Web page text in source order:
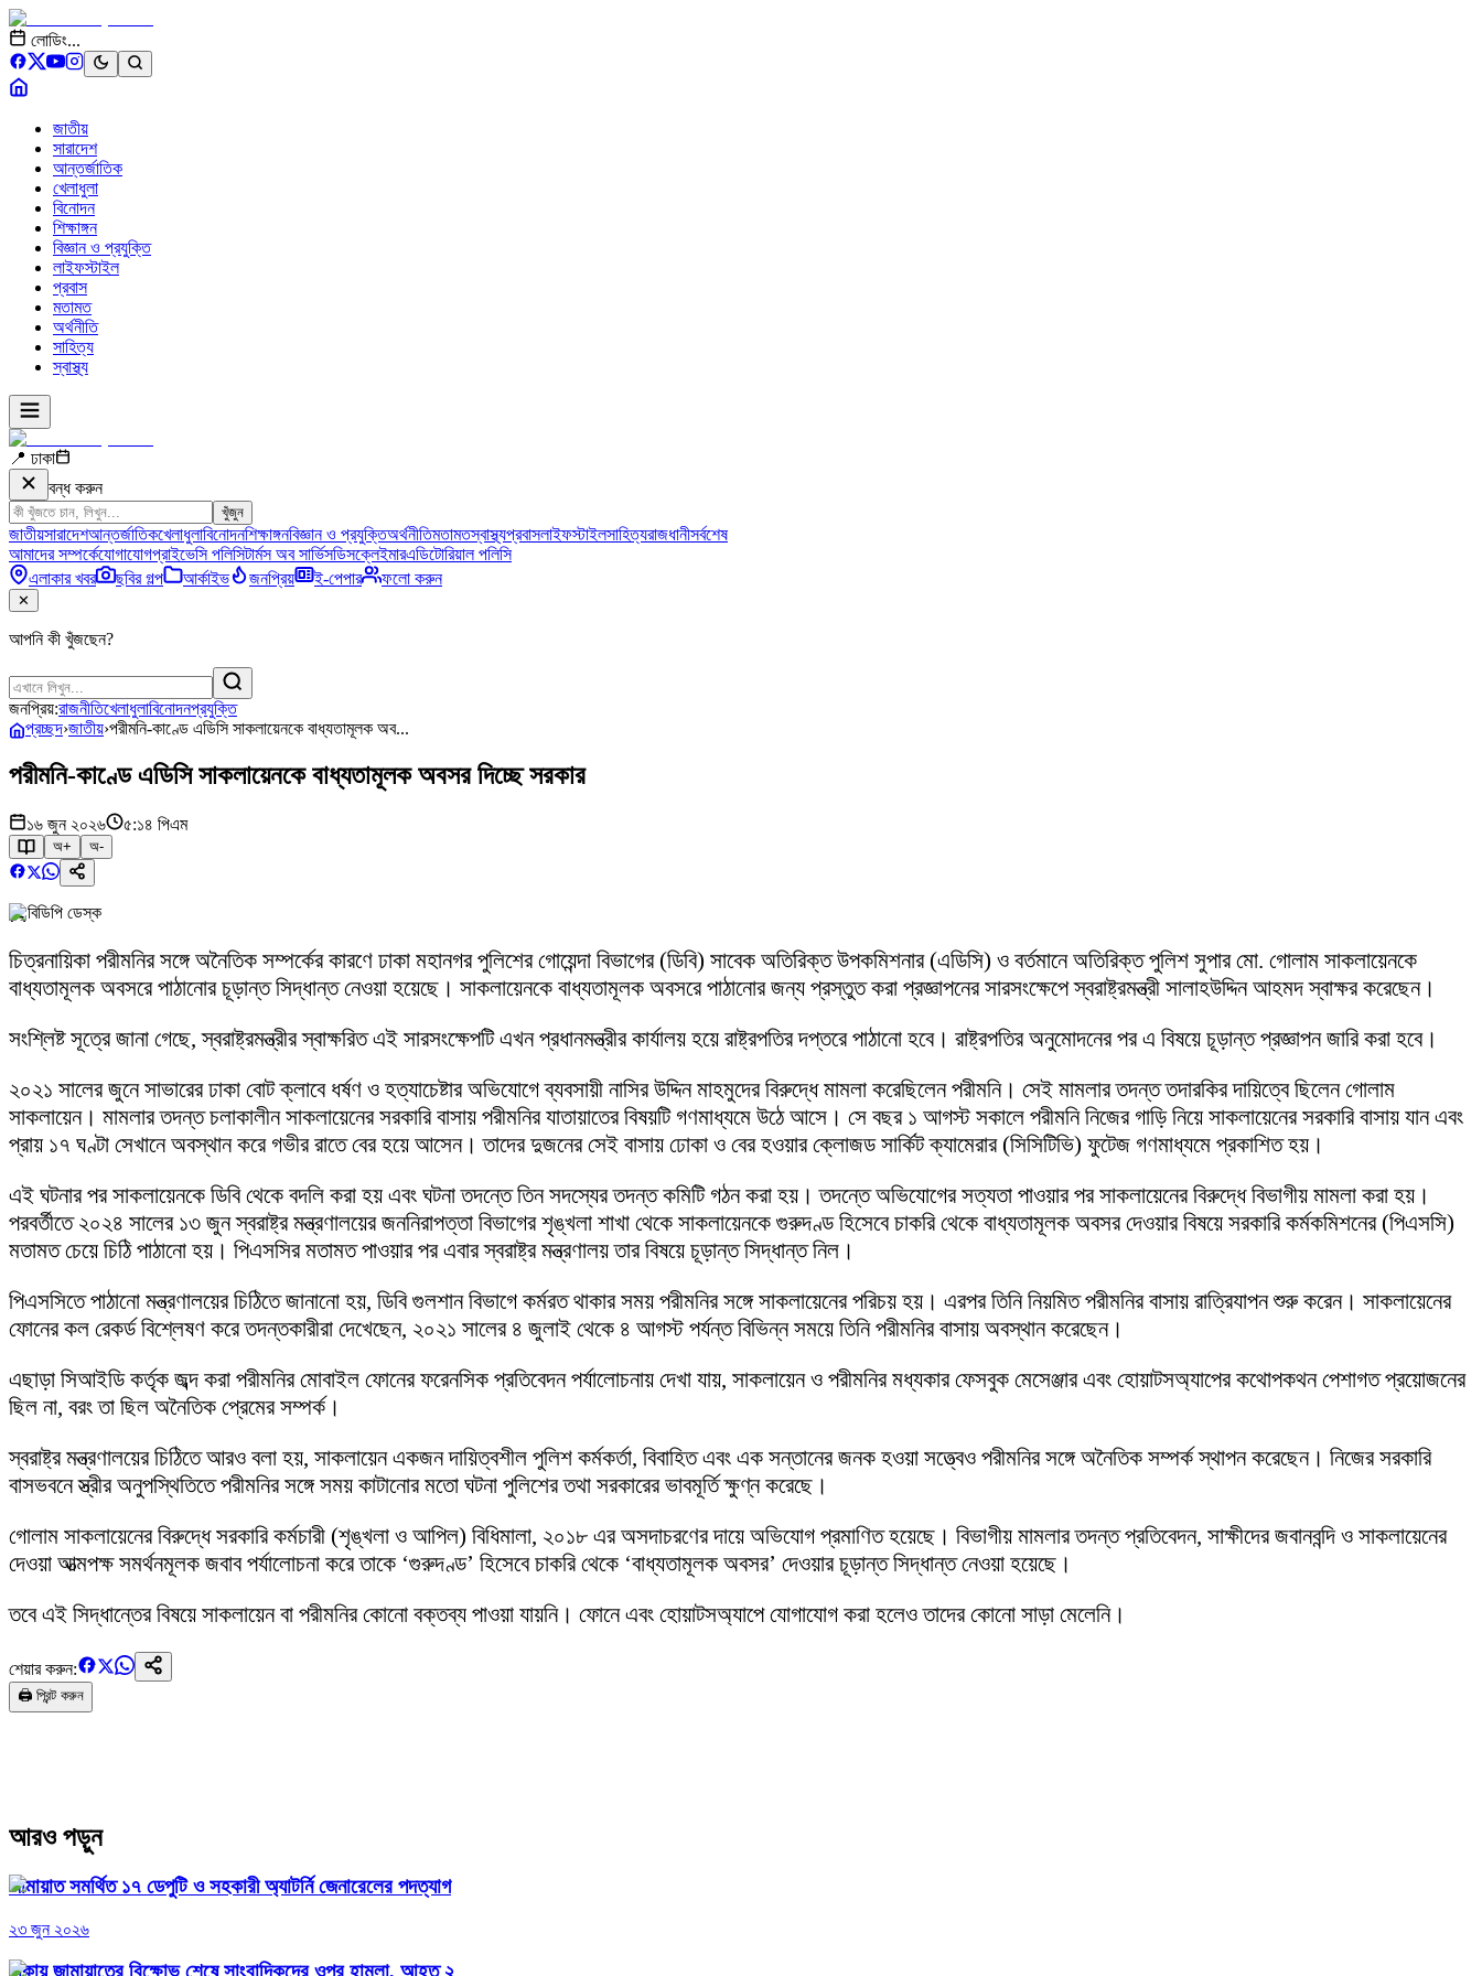
লোডিং...
জাতীয়
সারাদেশ
আন্তর্জাতিক
খেলাধুলা
বিনোদন
শিক্ষাঙ্গন
বিজ্ঞান ও প্রযুক্তি
লাইফস্টাইল
প্রবাস
মতামত
অর্থনীতি
সাহিত্য
স্বাস্থ্য
📍 ঢাকা
বন্ধ করুন
খুঁজুন
জাতীয়সারাদেশআন্তর্জাতিকখেলাধুলাবিনোদনশিক্ষাঙ্গনবিজ্ঞান ও প্রযুক্তিঅর্থনীতিমতামতস্বাস্থ্যপ্রবাসলাইফস্টাইলসাহিত্যরাজধানীসর্বশেষ
আমাদের সম্পর্কেযোগাযোগপ্রাইভেসি পলিসিটার্মস অব সার্ভিসডিসক্লেইমারএডিটোরিয়াল পলিসি
এলাকার খবর
ছবির গল্প আর্কাইভ জনপ্রিয় ই-পেপার ফলো করুন
✕
আপনি কী খুঁজছেন?
জনপ্রিয়:রাজনীতিখেলাধুলাবিনোদনপ্রযুক্তি
প্রচ্ছদ›জাতীয়›পরীমনি-কাণ্ডে এডিসি সাকলায়েনকে বাধ্যতামূলক অব...
পরীমনি-কাণ্ডে এডিসি সাকলায়েনকে বাধ্যতামূলক অবসর দিচ্ছে সরকার
১৬ জুন ২০২৬ ৫:১৪ পিএম
অ+ অ-
বিডিপি ডেস্ক
চিত্রনায়িকা পরীমনির সঙ্গে অনৈতিক সম্পর্কের কারণে ঢাকা মহানগর পুলিশের গোয়েন্দা বিভাগের (ডিবি) সাবেক অতিরিক্ত উপকমিশনার (এডিসি) ও বর্তমানে অতিরিক্ত পুলিশ সুপার মো. গোলাম সাকলায়েনকে
বাধ্যতামূলক অবসরে পাঠানোর চূড়ান্ত সিদ্ধান্ত নেওয়া হয়েছে। সাকলায়েনকে বাধ্যতামূলক অবসরে পাঠানোর জন্য প্রস্তুত করা প্রজ্ঞাপনের সারসংক্ষেপে স্বরাষ্ট্রমন্ত্রী সালাহউদ্দিন আহমদ স্বাক্ষর করেছেন।
সংশ্লিষ্ট সূত্রে জানা গেছে, স্বরাষ্ট্রমন্ত্রীর স্বাক্ষরিত এই সারসংক্ষেপটি এখন প্রধানমন্ত্রীর কার্যালয় হয়ে রাষ্ট্রপতির দপ্তরে পাঠানো হবে। রাষ্ট্রপতির অনুমোদনের পর এ বিষয়ে চূড়ান্ত প্রজ্ঞাপন জারি করা হবে।
২০২১ সালের জুনে সাভারের ঢাকা বোট ক্লাবে ধর্ষণ ও হত্যাচেষ্টার অভিযোগে ব্যবসায়ী নাসির উদ্দিন মাহমুদের বিরুদ্ধে মামলা করেছিলেন পরীমনি। সেই মামলার তদন্ত তদারকির দায়িত্বে ছিলেন গোলাম
সাকলায়েন। মামলার তদন্ত চলাকালীন সাকলায়েনের সরকারি বাসায় পরীমনির যাতায়াতের বিষয়টি গণমাধ্যমে উঠে আসে। সে বছর ১ আগস্ট সকালে পরীমনি নিজের গাড়ি নিয়ে সাকলায়েনের সরকারি বাসায় যান এবং
প্রায় ১৭ ঘণ্টা সেখানে অবস্থান করে গভীর রাতে বের হয়ে আসেন। তাদের দুজনের সেই বাসায় ঢোকা ও বের হওয়ার ক্লোজড সার্কিট ক্যামেরার (সিসিটিভি) ফুটেজ গণমাধ্যমে প্রকাশিত হয়।
এই ঘটনার পর সাকলায়েনকে ডিবি থেকে বদলি করা হয় এবং ঘটনা তদন্তে তিন সদস্যের তদন্ত কমিটি গঠন করা হয়। তদন্তে অভিযোগের সত্যতা পাওয়ার পর সাকলায়েনের বিরুদ্ধে বিভাগীয় মামলা করা হয়।
পরবর্তীতে ২০২৪ সালের ১৩ জুন স্বরাষ্ট্র মন্ত্রণালয়ের জননিরাপত্তা বিভাগের শৃঙ্খলা শাখা থেকে সাকলায়েনকে গুরুদণ্ড হিসেবে চাকরি থেকে বাধ্যতামূলক অবসর দেওয়ার বিষয়ে সরকারি কর্মকমিশনের (পিএসসি)
মতামত চেয়ে চিঠি পাঠানো হয়। পিএসসির মতামত পাওয়ার পর এবার স্বরাষ্ট্র মন্ত্রণালয় তার বিষয়ে চূড়ান্ত সিদ্ধান্ত নিল।
পিএসসিতে পাঠানো মন্ত্রণালয়ের চিঠিতে জানানো হয়, ডিবি গুলশান বিভাগে কর্মরত থাকার সময় পরীমনির সঙ্গে সাকলায়েনের পরিচয় হয়। এরপর তিনি নিয়মিত পরীমনির বাসায় রাত্রিযাপন শুরু করেন। সাকলায়েনের
ফোনের কল রেকর্ড বিশ্লেষণ করে তদন্তকারীরা দেখেছেন, ২০২১ সালের ৪ জুলাই থেকে ৪ আগস্ট পর্যন্ত বিভিন্ন সময়ে তিনি পরীমনির বাসায় অবস্থান করেছেন।
এছাড়া সিআইডি কর্তৃক জব্দ করা পরীমনির মোবাইল ফোনের ফরেনসিক প্রতিবেদন পর্যালোচনায় দেখা যায়, সাকলায়েন ও পরীমনির মধ্যকার ফেসবুক মেসেঞ্জার এবং হোয়াটসঅ্যাপের কথোপকথন পেশাগত প্রয়োজনের
ছিল না, বরং তা ছিল অনৈতিক প্রেমের সম্পর্ক।
স্বরাষ্ট্র মন্ত্রণালয়ের চিঠিতে আরও বলা হয়, সাকলায়েন একজন দায়িত্বশীল পুলিশ কর্মকর্তা, বিবাহিত এবং এক সন্তানের জনক হওয়া সত্ত্বেও পরীমনির সঙ্গে অনৈতিক সম্পর্ক স্থাপন করেছেন। নিজের সরকারি
বাসভবনে স্ত্রীর অনুপস্থিতিতে পরীমনির সঙ্গে সময় কাটানোর মতো ঘটনা পুলিশের তথা সরকারের ভাবমূর্তি ক্ষুণ্ন করেছে।
গোলাম সাকলায়েনের বিরুদ্ধে সরকারি কর্মচারী (শৃঙ্খলা ও আপিল) বিধিমালা, ২০১৮ এর অসদাচরণের দায়ে অভিযোগ প্রমাণিত হয়েছে। বিভাগীয় মামলার তদন্ত প্রতিবেদন, সাক্ষীদের জবানবন্দি ও সাকলায়েনের
দেওয়া আত্মপক্ষ সমর্থনমূলক জবাব পর্যালোচনা করে তাকে ‘গুরুদণ্ড’ হিসেবে চাকরি থেকে ‘বাধ্যতামূলক অবসর’ দেওয়ার চূড়ান্ত সিদ্ধান্ত নেওয়া হয়েছে।
তবে এই সিদ্ধান্তের বিষয়ে সাকলায়েন বা পরীমনির কোনো বক্তব্য পাওয়া যায়নি। ফোনে এবং হোয়াটসঅ্যাপে যোগাযোগ করা হলেও তাদের কোনো সাড়া মেলেনি।
শেয়ার করুন:
🖨️ প্রিন্ট করুন
আরও পড়ুন
জামায়াত সমর্থিত ১৭ ডেপুটি ও সহকারী অ্যাটর্নি জেনারেলের পদত্যাগ
২৩ জুন ২০২৬